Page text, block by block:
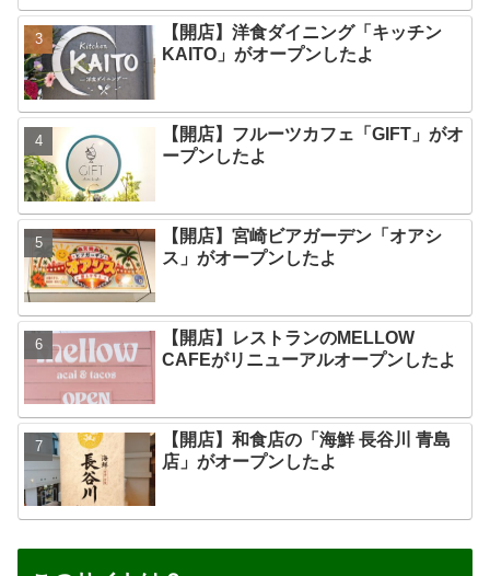
【開店】洋食ダイニング「キッチン
KAITO」がオープンしたよ
【開店】フルーツカフェ「GIFT」がオ
ープンしたよ
【開店】宮崎ビアガーデン「オアシ
ス」がオープンしたよ
【開店】レストランのMELLOW
CAFEがリニューアルオープンしたよ
【開店】和食店の「海鮮 長谷川 青島
店」がオープンしたよ